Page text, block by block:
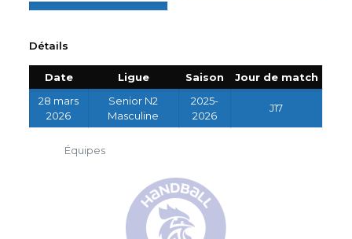
Détails
Date Ligue Saison
Jour de match
28 mars
2026
Senior N2
Masculine
2025-
2026
J17
Équipes